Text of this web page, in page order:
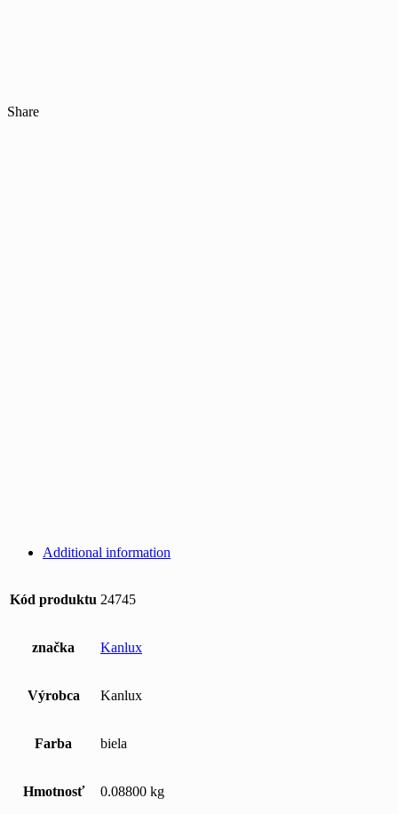
Share
Additional information
Kód produktu 24745
značka Kanlux
Výrobca Kanlux
Farba biela
Hmotnosť 0.08800 kg